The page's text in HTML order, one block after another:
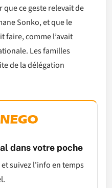
que ce geste relevait de
Sonko, et que le
faire, comme l’avait
Les familles
de la délégation
dans votre poche
suivez l'info en temps